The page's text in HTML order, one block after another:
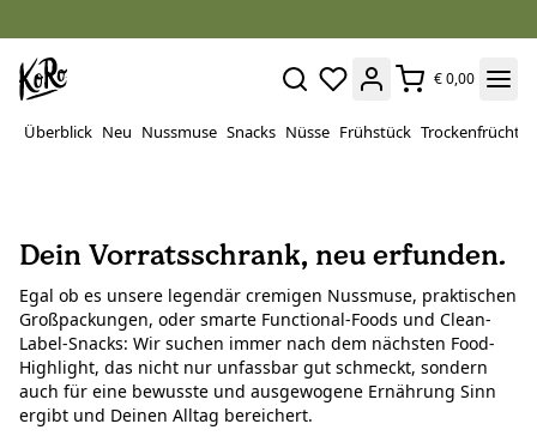
€ 0,00
Überblick Neu Nussmuse Snacks Nüsse Frühstück Trockenfrüchte
Dein Vorratsschrank, neu erfunden.
Egal ob es unsere legendär cremigen Nussmuse, praktischen
Großpackungen, oder smarte Functional-Foods und Clean-
Label-Snacks: Wir suchen immer nach dem nächsten Food-
Highlight, das nicht nur unfassbar gut schmeckt, sondern
auch für eine bewusste und ausgewogene Ernährung Sinn
ergibt und Deinen Alltag bereichert.